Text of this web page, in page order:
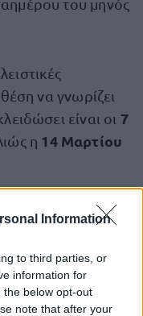
Information
to third parties, or
information for
the below opt-out
note that after your
του μηνός
να γνωρίζει
είναι οι 7
η 14 Μαρτίου
γραπτή
εξής